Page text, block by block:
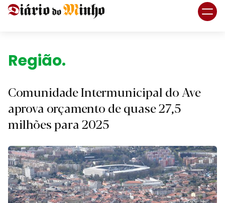
Região.
Comunidade Intermunicipal do Ave
aprova orçamento de quase 27,5
milhões para 2025